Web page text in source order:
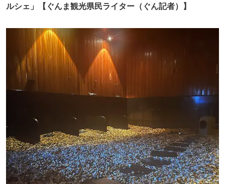
ルシェ」【ぐんま観光県民ライター（ぐん記者）】